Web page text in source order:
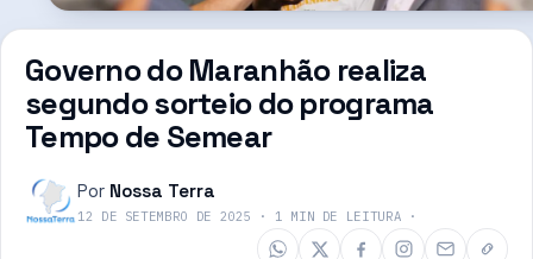
Governo do Maranhão realiza
segundo sorteio do programa
Tempo de Semear
Por Nossa Terra
12 DE SETEMBRO DE 2025 · 1 MIN DE LEITURA ·